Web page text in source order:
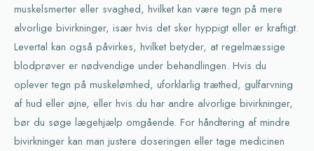
muskelsmerter eller svaghed, hvilket kan være tegn på mere
alvorlige bivirkninger, især hvis det sker hyppigt eller er kraftigt.
Levertal kan også påvirkes, hvilket betyder, at regelmæssige
blodprøver er nødvendige under behandlingen. Hvis du
oplever tegn på muskelømhed, uforklarlig træthed, gulfarvning
af hud eller øjne, eller hvis du har andre alvorlige bivirkninger,
bør du søge lægehjælp omgående. For håndtering af mindre
bivirkninger kan man justere doseringen eller tage medicinen